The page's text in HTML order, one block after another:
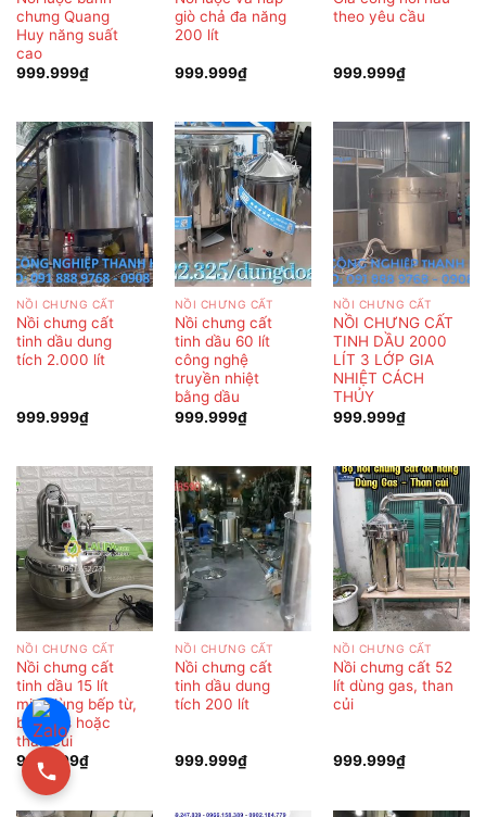
chưng Quang
Huy năng suất
cao
999.999₫
giò chả đa năng
200 lít
999.999₫
theo yêu cầu
999.999₫
NỒI CHƯNG CẤT
Nồi chưng cất
tinh dầu dung
tích 2.000 lít
999.999₫
NỒI CHƯNG CẤT
Nồi chưng cất
tinh dầu 60 lít
công nghệ
truyền nhiệt
bằng dầu
999.999₫
NỒI CHƯNG CẤT
NỒI CHƯNG CẤT
TINH DẦU 2000
LÍT 3 LỚP GIA
NHIỆT CÁCH
THỦY
999.999₫
NỒI CHƯNG CẤT
Nồi chưng cất
tinh dầu 15 lít
mini dùng bếp từ,
bếp gas hoặc
than củi
999.999₫
NỒI CHƯNG CẤT
Nồi chưng cất
tinh dầu dung
tích 200 lít
999.999₫
NỒI CHƯNG CẤT
Nồi chưng cất 52
lít dùng gas, than
củi
999.999₫